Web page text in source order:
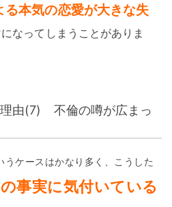
る本気の恋愛が大きな失
なってしまうことがありま
由(7) 不倫の噂が広まっ
ケースはかなり多く、こうした
事実に気付いている